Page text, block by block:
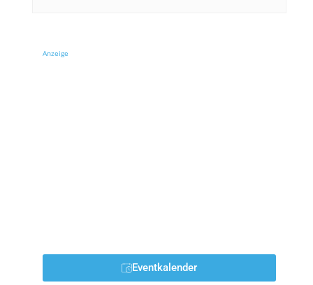
Anzeige
Eventkalender